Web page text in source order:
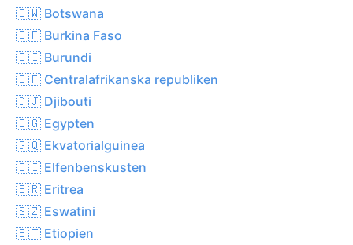
🇧🇼 Botswana
🇧🇫 Burkina Faso
🇧🇮 Burundi
🇨🇫 Centralafrikanska republiken
🇩🇯 Djibouti
🇪🇬 Egypten
🇬🇶 Ekvatorialguinea
🇨🇮 Elfenbenskusten
🇪🇷 Eritrea
🇸🇿 Eswatini
🇪🇹 Etiopien